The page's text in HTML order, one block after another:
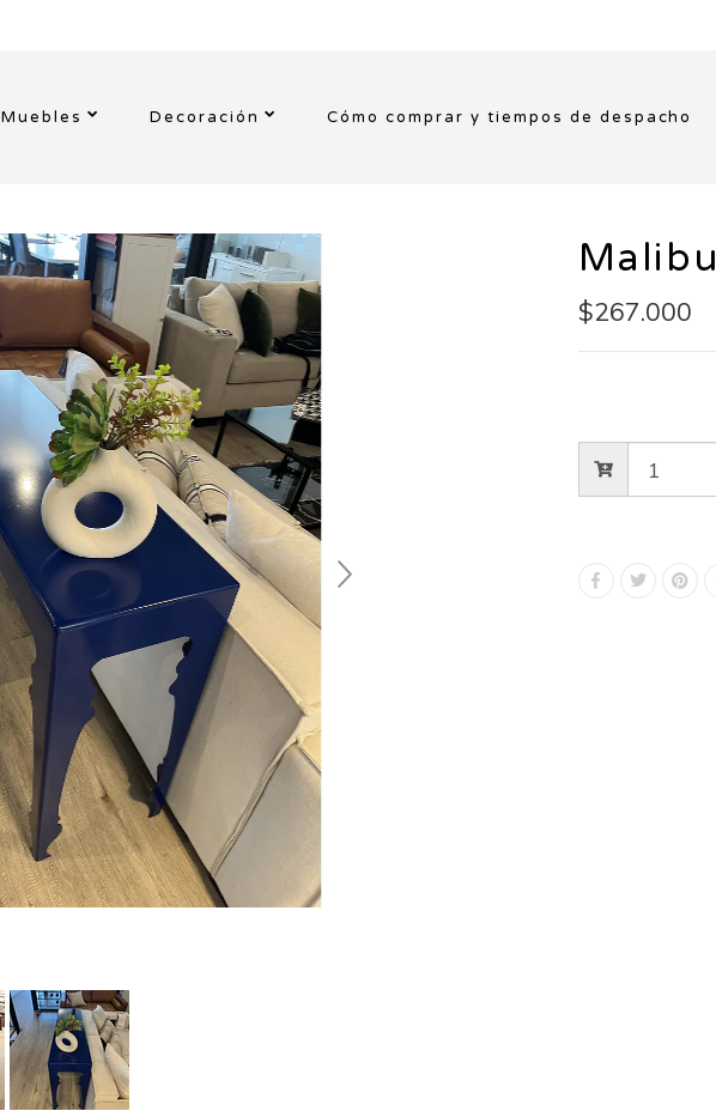
Muebles Decoración Cómo comprar y tiempos de despacho
Malibu
$267.000